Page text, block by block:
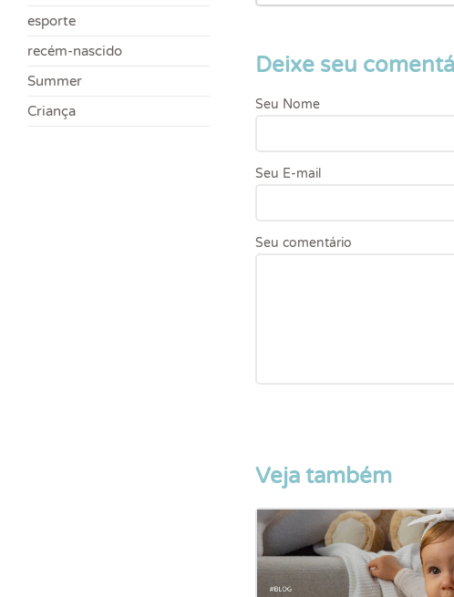
esporte
recém-nascido
Summer
Criança
Deixe seu
Seu Nome
Seu E-mail
Seu comentário
Veja também